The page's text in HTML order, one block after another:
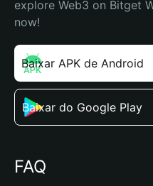
explore Web3 on Bitget
now!
Baixar APK de Android
Baixar do Google Play
FAQ